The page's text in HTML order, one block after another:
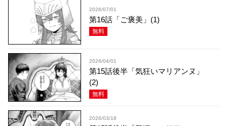
2026/07/01
第16話「ご褒美」(1)
無料
2026/04/01
第15話後半「気狂いマリアンヌ」
(2)
無料
2026/03/18